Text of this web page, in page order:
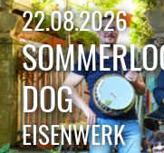
22.08.2026
DOG
EISENWERK